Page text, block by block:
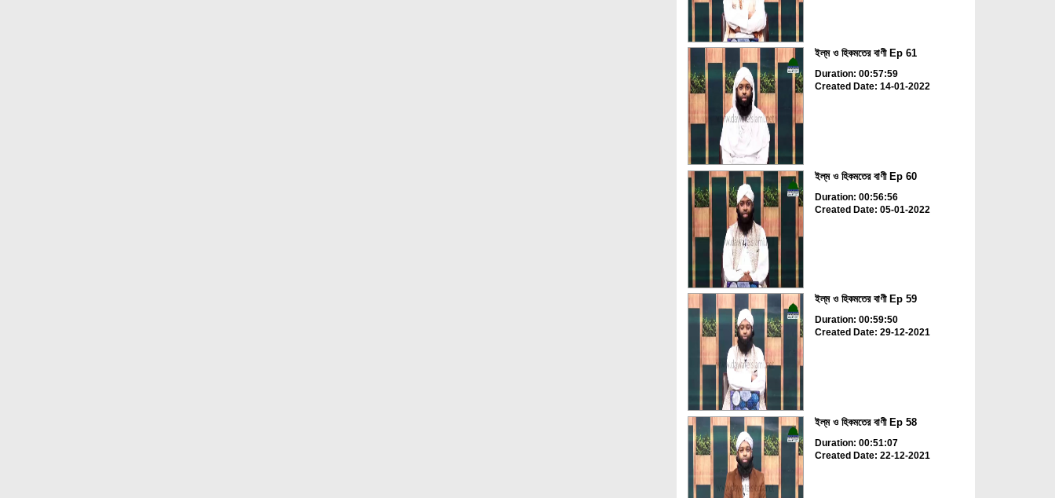
ইল্‌ম ও হিকমতের বাণী Ep 61
Duration: 00:57:59
Created Date: 14-01-2022
ইল্‌ম ও হিকমতের বাণী Ep 60
Duration: 00:56:56
Created Date: 05-01-2022
ইল্‌ম ও হিকমতের বাণী Ep 59
Duration: 00:59:50
Created Date: 29-12-2021
ইল্‌ম ও হিকমতের বাণী Ep 58
Duration: 00:51:07
Created Date: 22-12-2021